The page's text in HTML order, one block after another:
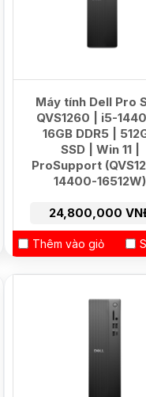
Máy tính Dell Pro
QVS1260 | i5-
16GB DDR5 |
SSD | Win 11 |
ProSupport
14400-16512W)
24,800,000
Thêm vào giỏ